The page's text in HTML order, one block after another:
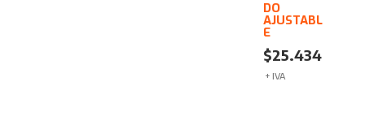
DO
AJUSTABL
E
$25.434
+ IVA